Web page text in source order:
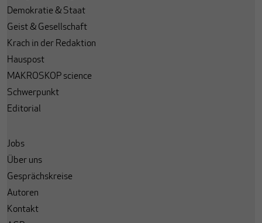
Demokratie & Staat
Geist & Gesellschaft
Krach in der Redaktion
Hauspost
MAKROSKOP science
Schwerpunkt
Editorial
Jobs
Über uns
Gesprächskreise
Autoren
Kontakt